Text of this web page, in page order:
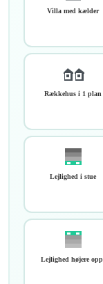
Villa med kælder
Rækkehus i 1 plan
Lejlighed i stue
Lejlighed højere